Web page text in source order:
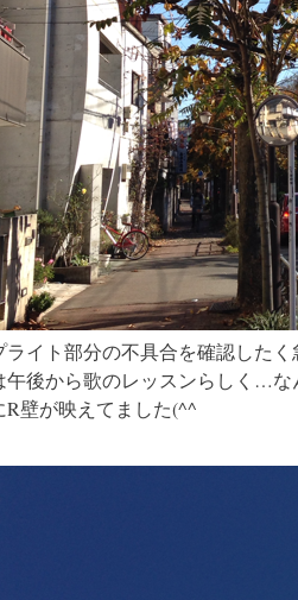
ライト部分の不具合を確認した
午後から歌のレッスンらしく…な
壁が映えてました(^^ゞ